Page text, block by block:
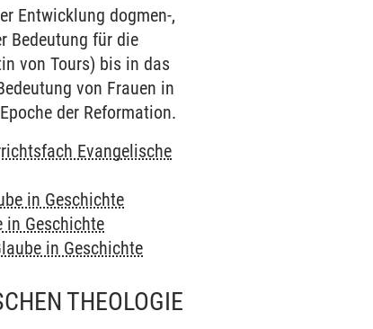
Entwicklung dogmen-,
Bedeutung für die
von Tours) bis in das
von Frauen in
der Reformation.
Evangelische
in Geschichte
in Geschichte
in Geschichte
THEOLOGIE